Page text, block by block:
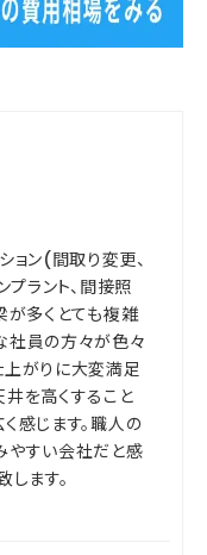
ョン(間取り変更、
プラント、間接照
が多くとても複雑
社員の方々が色々
上がりに大変満足
を高くすること
感じます。職人の
やすい会社だと感
します。